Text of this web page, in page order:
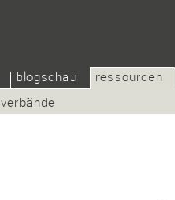
blogschau
ressourcen
verbände